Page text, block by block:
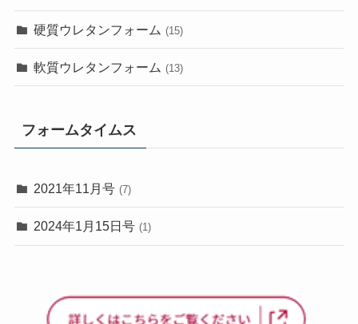
硬質ウレタンフォーム (15)
軟質ウレタンフォーム (13)
フォームタイムス
2021年11月号 (7)
2024年1月15日号 (1)